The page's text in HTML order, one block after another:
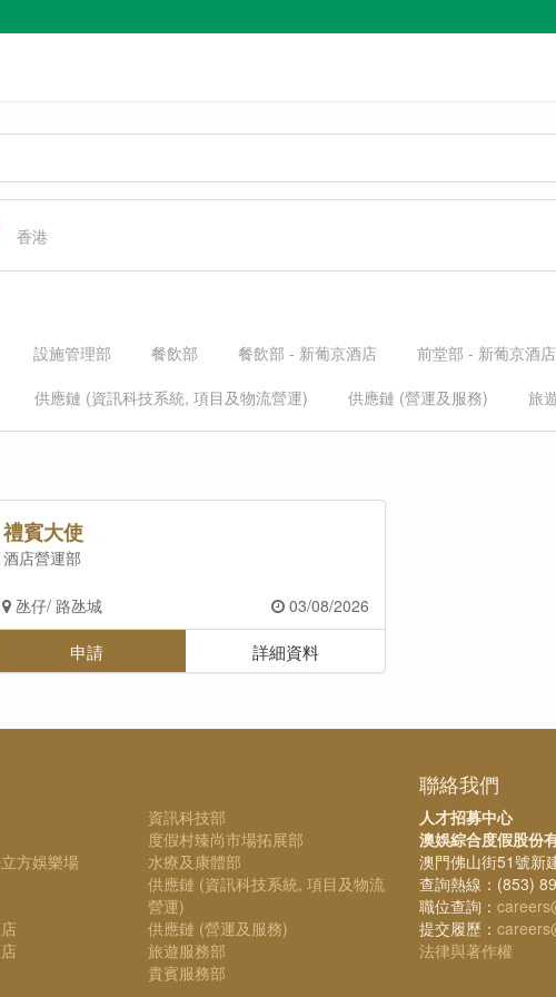
香港
設施管理部 餐飲部 餐飲部 - 新葡京酒店 前堂部 - 新葡京酒店
供應鏈 (資訊科技系統, 項目及物流營運) 供應鏈 (營運及服務) 旅
禮賓大使
酒店營運部
氹仔/ 路氹城 03/08/2026
申請 詳細資料
方娛樂場
資訊科技部
度假村臻尚市場拓展部
水療及康體部
供應鏈 (資訊科技系統, 項目及物流
營運)
供應鏈 (營運及服務)
旅遊服務部
貴賓服務部
聯絡我們
人才招募中心
澳娛綜合度假股份
澳門佛山街51號新
查詢熱線：(853)
職位查詢：
提交履歷：
法律與著作權